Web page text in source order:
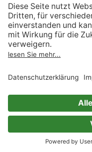
Informationen nach
Act
Verträge hier kündigen
Impressum